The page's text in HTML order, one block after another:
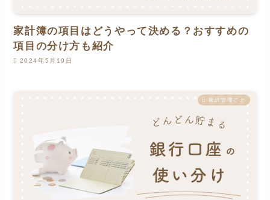
家計簿の項目はどうやって決める？おすすめの
項目の分け方も紹介
2024年5月19日
家計管理こと